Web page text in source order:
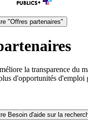
"Offres partenaires"
la transparence du
d'opportunités d'emploi
Besoin d'aide sur la